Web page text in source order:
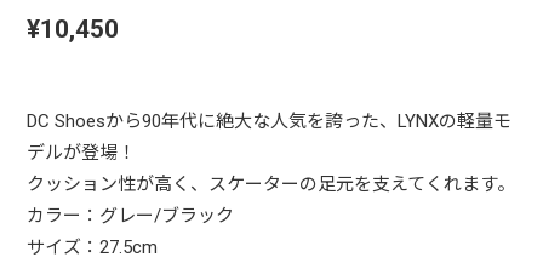
¥10,450
DC Shoesから90年代に絶大な人気を誇った、LYNXの軽量モ
デルが登場！
クッション性が高く、スケーターの足元を支えてくれます。
カラー：グレー/ブラック
サイズ：27.5cm